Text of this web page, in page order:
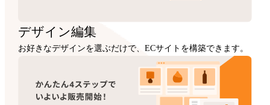
デザイン編集
お好きなデザインを選ぶだけで、ECサイトを構築できます。